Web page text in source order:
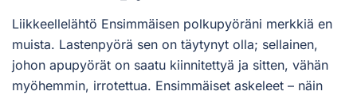
Liikkeellelähtö Ensimmäisen polkupyöräni merkkiä en
muista. Lastenpyörä sen on täytynyt olla; sellainen,
johon apupyörät on saatu kiinnitettyä ja sitten, vähän
myöhemmin, irrotettua. Ensimmäiset askeleet – näin